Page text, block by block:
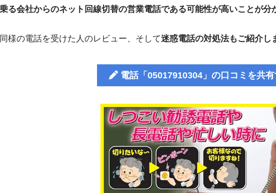
る会社からのネット回線切替の営業電話である可能性が高いことが分
様の電話を受けた人のレビュー、そして迷惑電話の対処法もご紹介し
電話「05017910304」の口コミを共